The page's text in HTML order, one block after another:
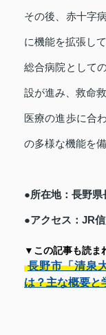
その後、赤十字
に機能を拡張し
総合病院として
設が進み、救命
医療の進歩に合
の多様な機能を
●所在地：長野県
●アクセス：JR
▼この記事も読ま
長野市「清泉
は？主な概要と